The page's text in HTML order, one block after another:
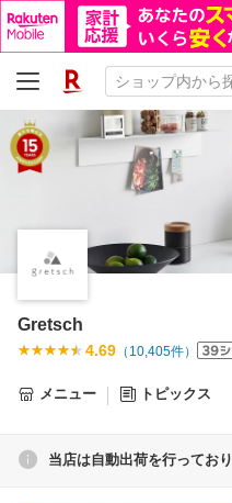
Gretsch
4.69 （ 10,405件）
メニュー トピックス